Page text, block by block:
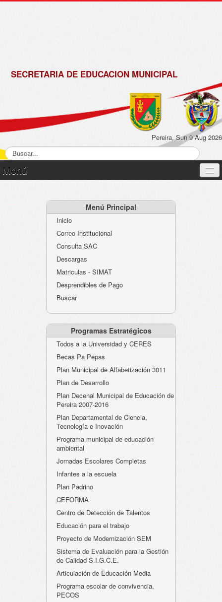
SECRETARIA DE EDUCACION MUNICIPAL
Pereira, Sun 9 Aug 2026
Menú
Atención al Ciudadano
Instituciones Educativas
Despacho Secretaría
Evaluación desempeño
Humano-Cesantías
Menú Principal
Inicio
Correo Institucional
Consulta SAC
Descargas
Matriculas - SIMAT
Desprendibles de Pago
Buscar
Programas Estratégicos
Todos a la Universidad y CERES
Becas Pa Pepas
Plan Municipal de Alfabetización 3011
Plan de Desarrollo
Plan Decenal Municipal de Educación de
Pereira 2007-2016
Plan Departamental de Ciencia,
Tecnología e Inovación
Programa municipal de educación
ambiental
Jornadas Escolares Completas
Infantes a la escuela
Plan Padrino
CEFORMA
Centro de Detección de Talentos
Educación para el trabajo
Proyecto de Modernización SEM
Sistema de Evaluación para la Gestión
de Calidad S.I.G.C.E.
Articulación de Educación Media
Programa escolar de convivencia,
PECOS
de